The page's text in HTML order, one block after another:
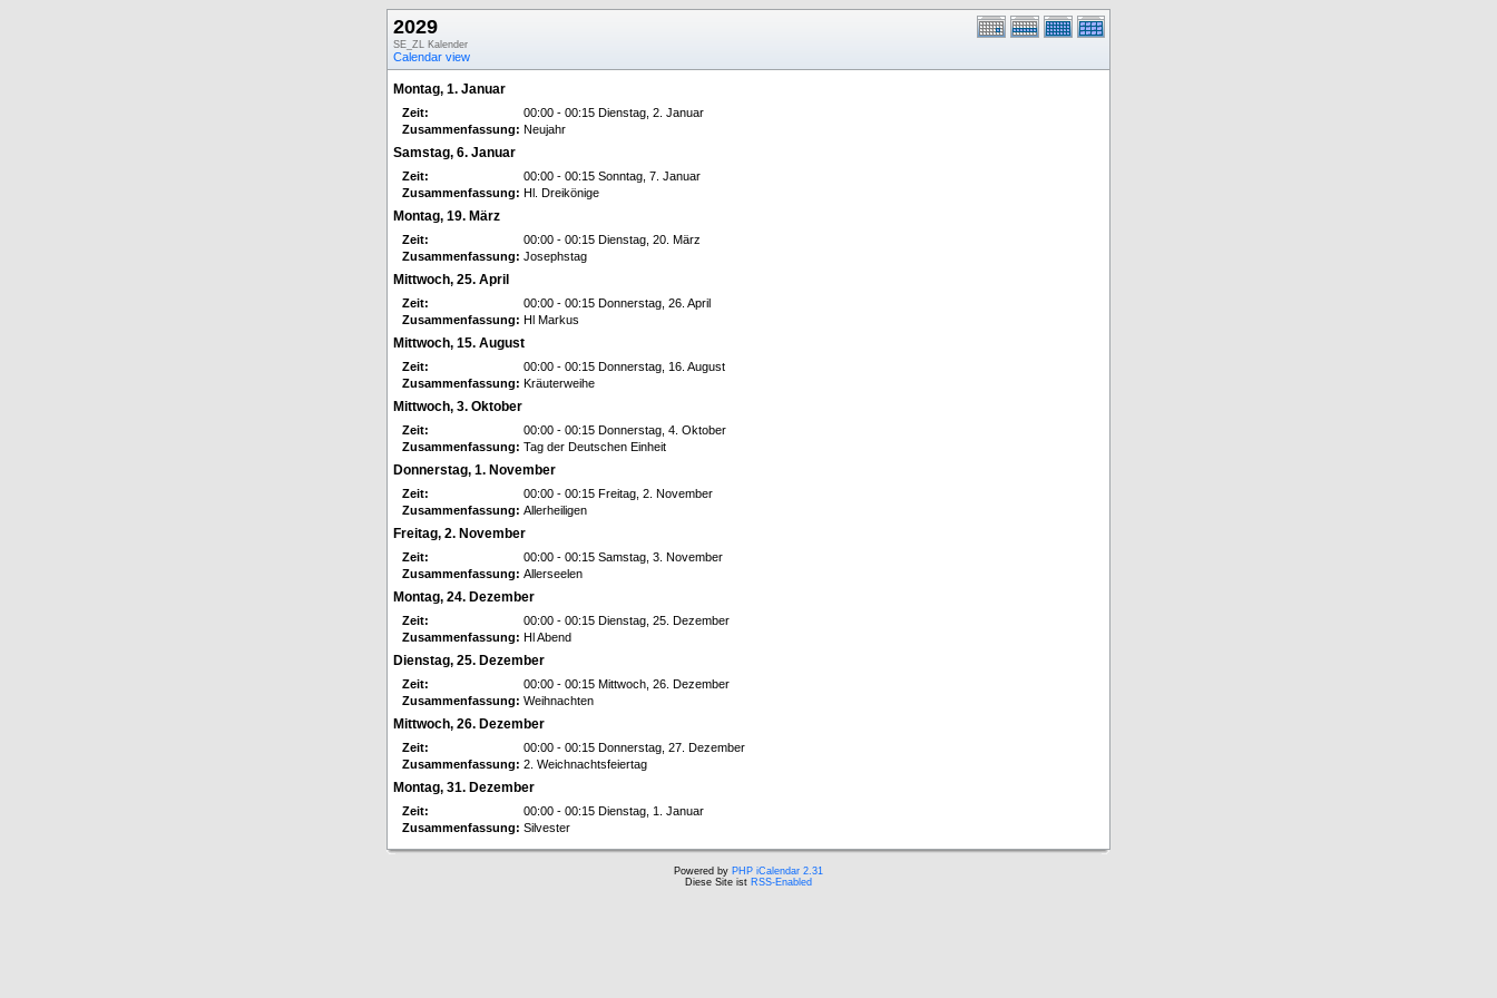
2029
SE_ZL Kalender
Calendar view
Montag, 1. Januar
Zeit:
00:00 - 00:15 Dienstag, 2. Januar
Zusammenfassung: Neujahr
Samstag, 6. Januar
Zeit:
00:00 - 00:15 Sonntag, 7. Januar
Zusammenfassung: Hl. Dreikönige
Montag, 19. März
Zeit:
00:00 - 00:15 Dienstag, 20. März
Zusammenfassung: Josephstag
Mittwoch, 25. April
Zeit:
00:00 - 00:15 Donnerstag, 26. April
Zusammenfassung: Hl Markus
Mittwoch, 15. August
Zeit:
00:00 - 00:15 Donnerstag, 16. August
Zusammenfassung: Kräuterweihe
Mittwoch, 3. Oktober
Zeit:
00:00 - 00:15 Donnerstag, 4. Oktober
Zusammenfassung: Tag der Deutschen Einheit
Donnerstag, 1. November
Zeit:
00:00 - 00:15 Freitag, 2. November
Zusammenfassung: Allerheiligen
Freitag, 2. November
Zeit:
00:00 - 00:15 Samstag, 3. November
Zusammenfassung: Allerseelen
Montag, 24. Dezember
Zeit:
00:00 - 00:15 Dienstag, 25. Dezember
Zusammenfassung: Hl Abend
Dienstag, 25. Dezember
Zeit:
00:00 - 00:15 Mittwoch, 26. Dezember
Zusammenfassung: Weihnachten
Mittwoch, 26. Dezember
Zeit:
00:00 - 00:15 Donnerstag, 27. Dezember
Zusammenfassung: 2. Weichnachtsfeiertag
Montag, 31. Dezember
Zeit:
00:00 - 00:15 Dienstag, 1. Januar
Zusammenfassung: Silvester
Powered by PHP iCalendar 2.31
Diese Site ist RSS-Enabled